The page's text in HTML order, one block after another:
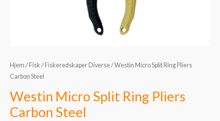
Hjem / Fisk / Fiskeredskaper Diverse/ Westin Micro Split Ring Pliers
Carbon Steel
Westin Micro Split Ring Pliers
Carbon Steel